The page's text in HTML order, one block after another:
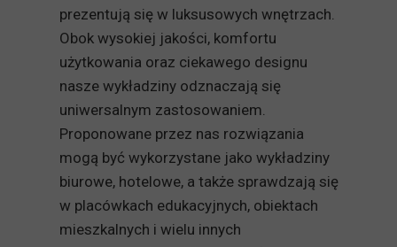
prezentują się w luksusowych wnętrzach.
Obok wysokiej jakości, komfortu
użytkowania oraz ciekawego designu
nasze wykładziny odznaczają się
uniwersalnym zastosowaniem.
Proponowane przez nas rozwiązania
mogą być wykorzystane jako wykładziny
biurowe, hotelowe, a także sprawdzają się
w placówkach edukacyjnych, obiektach
mieszkalnych i wielu innych